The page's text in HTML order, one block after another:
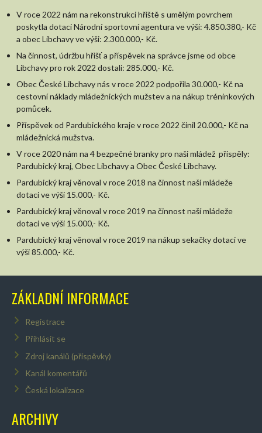
V roce 2022 nám na rekonstrukci hřiště s umělým povrchem
poskytla dotaci Národní sportovní agentura ve výši: 4.850.380,- Kč
a obec Libchavy ve výši: 2.300.000,- Kč.
Na činnost, údržbu hřišť a příspěvek na správce jsme od obce
Libchavy pro rok 2022 dostali: 285.000,- Kč.
Obec České Libchavy nás v roce 2022 podpořila 30.000,- Kč na
cestovní náklady mládežnických mužstev a na nákup tréninkových
pomůcek.
Příspěvek od Pardubického kraje v roce 2022 činil 20.000,- Kč na
mládežnická mužstva.
V roce 2020 nám na 4 bezpečné branky pro naši mládež přispěly:
Pardubický kraj, Obec Libchavy a Obec České Libchavy.
Pardubický kraj věnoval v roce 2018 na činnost naší mládeže
dotaci ve výši 15.000,- Kč.
Pardubický kraj věnoval v roce 2019 na činnost naší mládeže
dotaci ve výši 15.000,- Kč.
Pardubický kraj věnoval v roce 2019 na nákup sekačky dotaci ve
výši 85.000,- Kč.
ZÁKLADNÍ INFORMACE
Registrace
Přihlásit se
Zdroj kanálů (příspěvky)
Kanál komentářů
Česká lokalizace
ARCHIVY